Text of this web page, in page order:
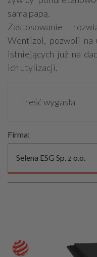
samą papą.
Zastosowanie
Wentizol, pozwoli na
istniejących już na
ich utylizacji.
Treść wygasła
Firma:
Selena ESG Sp. z o.o.